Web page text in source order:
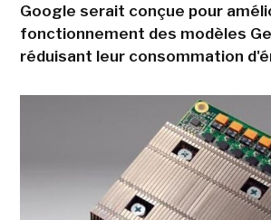
Google serait conçue pour
fonctionnement des modèles
réduisant leur consommation